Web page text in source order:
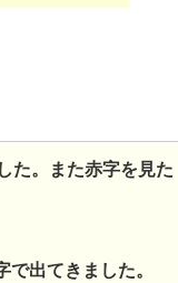
た。また赤字を見た
で出てきました。